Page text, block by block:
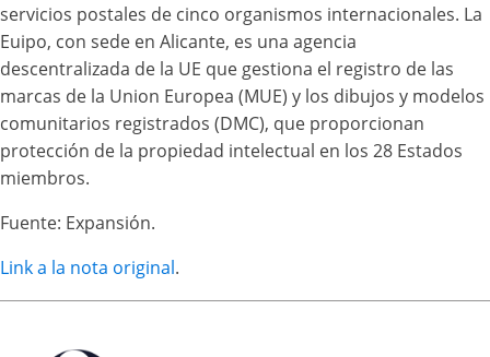
servicios postales de cinco organismos internacionales. La
Euipo, con sede en Alicante, es una agencia
descentralizada de la UE que gestiona el registro de las
marcas de la Union Europea (MUE) y los dibujos y modelos
comunitarios registrados (DMC), que proporcionan
protección de la propiedad intelectual en los 28 Estados
miembros.
Fuente: Expansión.
Link a la nota original.